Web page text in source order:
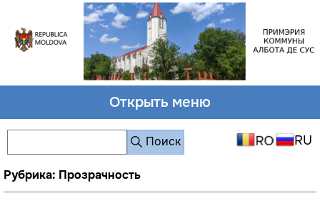
Открыть меню
Поиск
Рубрика: Прозрачность